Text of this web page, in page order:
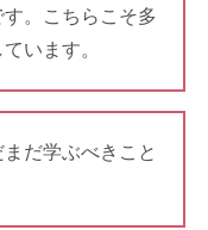
。こちらこそ多
います。
だ学ぶべきこと